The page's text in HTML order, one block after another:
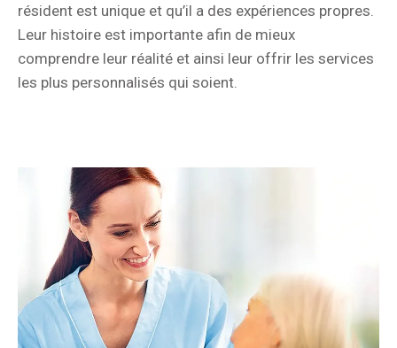
résident est unique et qu’il a des expériences propres.
Leur histoire est importante afin de mieux
comprendre leur réalité et ainsi leur offrir les services
les plus personnalisés qui soient.